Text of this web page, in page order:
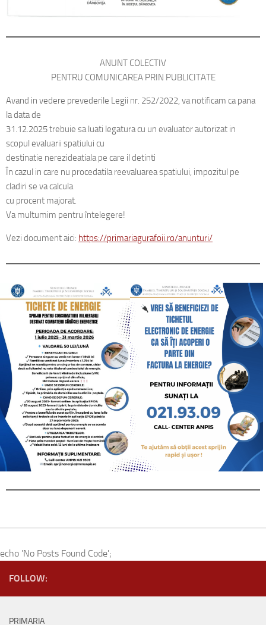
ANUNT COLECTIV
PENTRU COMUNICAREA PRIN PUBLICITATE
Avand in vedere prevederile Legii nr. 252/2022, va notificam ca pana
la data de
31.12.2025 trebuie sa luati legatura cu un evaluator autorizat in
scopul evaluarii spatiului cu
destinatie nerezideatiala pe care il detinti
În cazul in care nu procedatila reevaluarea spatiului, impozitul pe
cladiri se va calcula
cu procent majorat.
Va multumim pentru întelegere!
Vezi document aici: https://primariagurafoii.ro/anunturi/
echo 'No Posts Found Code';
FOLLOW:
PRIMARIA